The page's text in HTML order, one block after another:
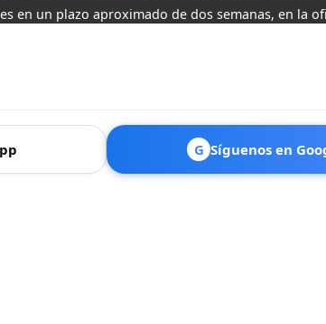
en un plazo aproximado de dos semanas, en la
G Síguenos en